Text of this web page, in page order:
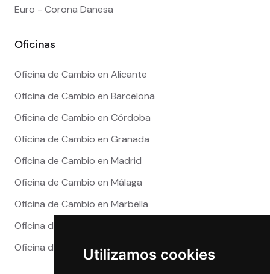
Utilizamos cookies
Euro - Corona Danesa
Oficinas
Oficina de Cambio en Alicante
Oficina de Cambio en Barcelona
Oficina de Cambio en Córdoba
Oficina de Cambio en Granada
Oficina de Cambio en Madrid
Oficina de Cambio en Málaga
Oficina de Cambio en Marbella
Oficina de Cambio en Sevilla
Oficina de Cambio en Valencia